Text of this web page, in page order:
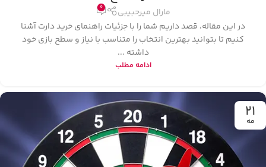
مارال میرحبیبی 0
در این مقاله، قصد داریم شما را با جزئیات راهنمای خرید دارت آشنا
کنیم تا بتوانید بهترین انتخاب را متناسب با نیاز و سطح بازی خود
داشته ...
ادامه مطلب
21
مه